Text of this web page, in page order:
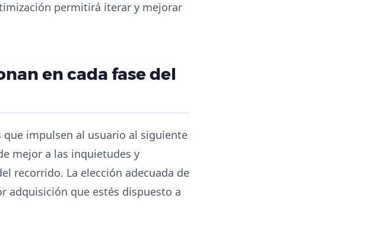
permitirá iterar y mejorar
en cada fase del
impulsen al usuario al siguiente
mejor a las inquietudes y
recorrido. La elección adecuada de
adquisición que estés dispuesto a